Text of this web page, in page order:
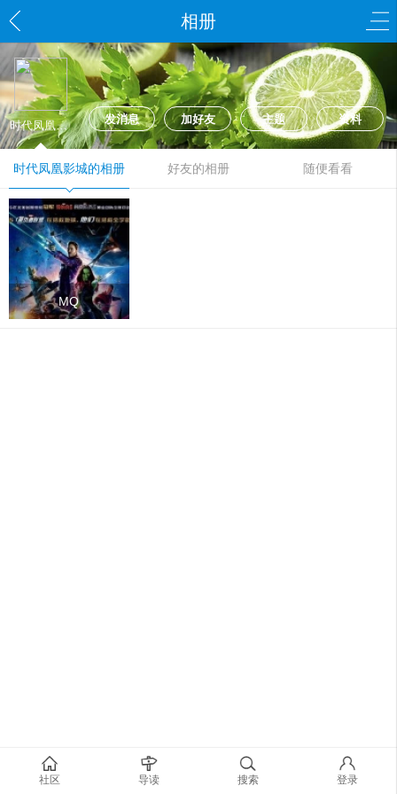
相册
时代凤凰影城 发消息 加好友 主题 资料
时代凤凰影城的相册 好友的相册 随便看看
MQ
社区 导读 搜索 登录